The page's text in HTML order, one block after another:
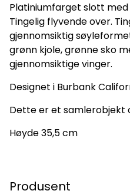
Platiniumfarget slott
Tingelig flyvende over.
gjennomsiktig
grønn kjole, grønne sko
gjennomsiktige vinger.
Designet i Burbank
Dette er et samlerobjekt
Høyde 35,5 cm
Produsent